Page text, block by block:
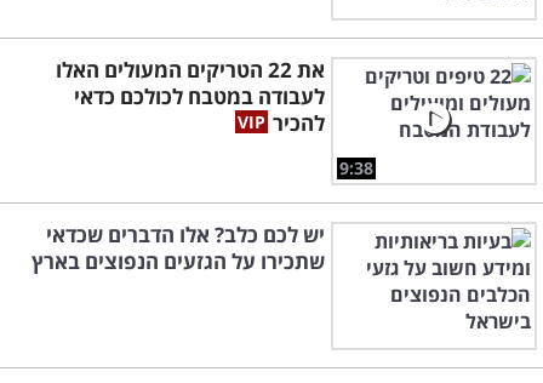
9:38
את 22 הטריקים המעולים האלו
לעבודה במטבח לכולכם כדאי
להכיר
יש לכם כלב? אלו הדברים שכדאי
שתכירו על הגזעים הנפוצים בארץ